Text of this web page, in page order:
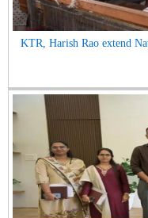
KTR, Harish Rao extend